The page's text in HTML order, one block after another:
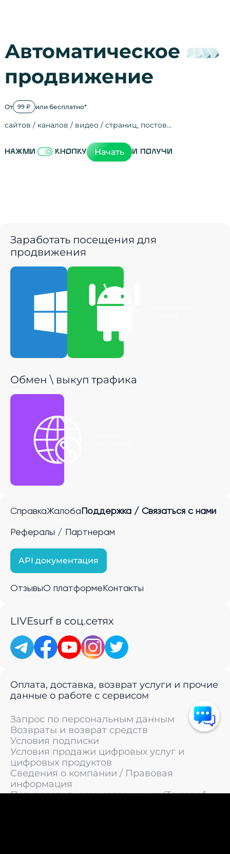
Автоматическое
продвижение
От 99 ₽ или бесплатно*
сайтов / каналов / видео / страниц, постов…
Нажми кнопку Начать и получи
Заработать посещения для
продвижения
Скачать для
Обмен \ выкуп трафика
СправкаЖалоба Поддержка / Связаться с нами
Рефералы / Партнерам
API документация
ОтзывыО платформе Контакты
LIVEsurf в соц.сетях
Оплата, доставка, возврат услуги и прочие
данные о работе с сервисом
Запрос по персональным данным
Возвраты и возврат средств
Условия подписки
Условия продажи цифровых услуг и
цифровых продуктов
Сведения о компании / Правовая
информация
Пользовательское соглашение (Terms of